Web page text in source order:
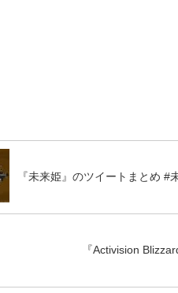
『未来姫』のツイートまとめ #
『Activision